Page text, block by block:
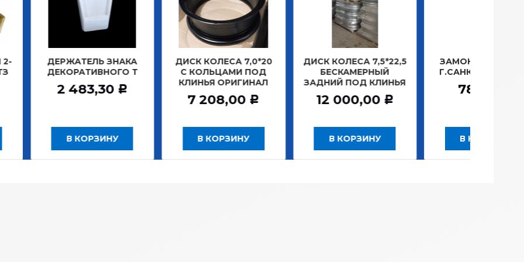
ЗНАКА
Т
ДИСК КОЛЕСА 7,0*20
С КОЛЬЦАМИ ПОД
КЛИНЬЯ ОРИГИНАЛ
ДИСК КОЛЕСА 7,5*22,5
БЕСКАМЕРНЫЙ
ЗАДНИЙ ПОД КЛИНЬЯ
12 000,00 Р
ЗАМОК ЗАЖИГАНИЯ
Г.САНКТ-ПЕТЕРБУРГ
781,20